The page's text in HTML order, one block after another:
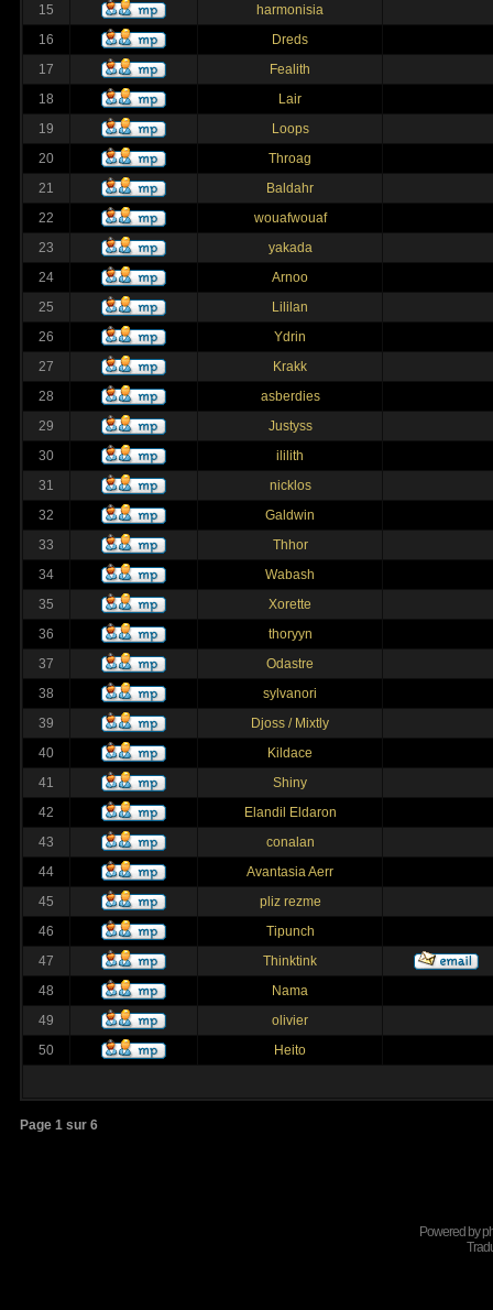
15
harmonisia
16
Dreds
17
Fealith
18
Lair
19
Loops
20
Throag
21
Baldahr
22
wouafwouaf
23
yakada
24
Arnoo
25
Lililan
26
Ydrin
27
Krakk
28
asberdies
29
Justyss
30
ililith
31
nicklos
32
Galdwin
33
Thhor
34
Wabash
35
Xorette
36
thoryyn
37
Odastre
38
sylvanori
39
Djoss / Mixtly
40
Kildace
41
Shiny
42
Elandil Eldaron
43
conalan
44
Avantasia Aerr
45
pliz rezme
46
Tipunch
47
Thinktink
48
Nama
49
olivier
50
Heito
Page 1 sur 6
Powered by